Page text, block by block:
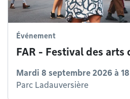
Événement
FAR - Festival des arts
Mardi 8 septembre 2026 à
Parc Ladauversière